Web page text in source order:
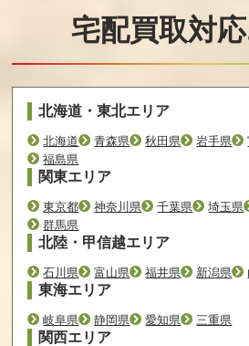
宅配買取対
北海道・東北エリア
北海道 青森県 秋田県 岩手県
福島県
関東エリア
東京都 神奈川県 千葉県 埼玉県
群馬県
北陸・甲信越エリア
石川県 富山県 福井県 新潟県
東海エリア
岐阜県 静岡県 愛知県 三重県
関西エリア